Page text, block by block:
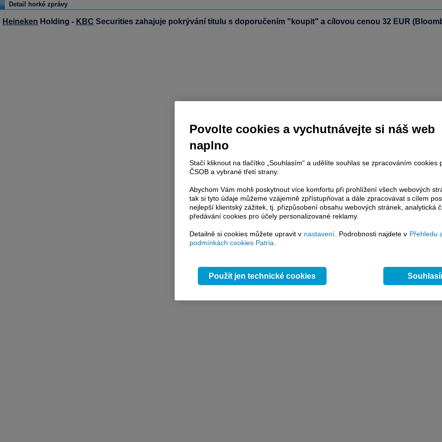
Detail horké zprávy
Heineken Holding - KBC Securities zahajuje pokrývání titulu s doporučením "koupit" a cílovou cenou 32 EUR
Povolte cookies a vychutnávejte si náš web
naplno
Stačí kliknout na tlačítko „Souhlasím“ a udělíte souhlas se zpracováním cookies
ČSOB a vybrané třetí strany.
Abychom Vám mohli poskytnout více komfortu při prohlížení všech webových
tak si tyto údaje můžeme vzájemně zpřístupňovat a dále zpracovávat s cílem
nejlepší klientský zážitek, tj. přizpůsobení obsahu webových stránek, analytická
předávání cookies pro účely personalizované reklamy.
Detailně si cookies můžete upravit v nastavení . Podrobnosti najdete v Přehledu
podmínkách cookies Patria
Použít jen technické cookies